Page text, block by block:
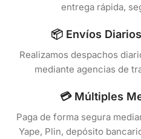
entrega rápida,
📦 Envíos
Realizamos despachos
mediante agencias de
💳 Múltiples
Paga de forma segura
Yape, Plin, depósito